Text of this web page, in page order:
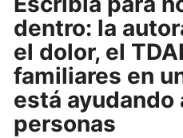
dentro: la
el dolor, el
familiares en
está ayudando
personas